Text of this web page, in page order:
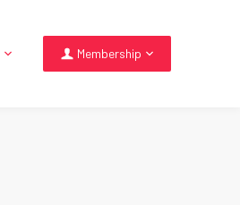
Membership